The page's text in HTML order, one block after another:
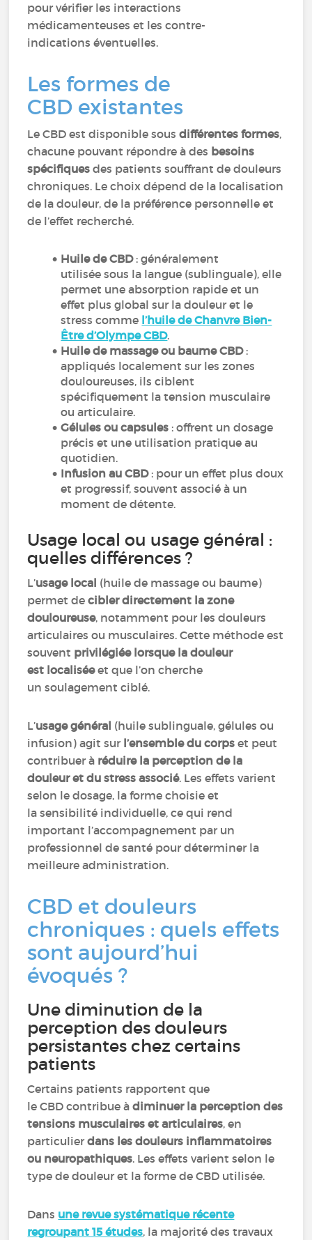
pour vérifier les interactions
médicamenteuses et les contre-
indications éventuelles.
Les formes de
CBD existantes
Le CBD est disponible sousdifférentes formes,
chacune pouvant répondre à des besoins
spécifiquesdes patients souffrant de douleurs
chroniques. Le choix dépend de la localisation
de la douleur, de la préférence personnelle et
de l’effet recherché.
Huile de CBD: généralement
utilisée sous la langue (sublinguale), elle
permet une absorption rapide et un
effet plus global sur la douleur et le
stress comme l’huile de Chanvre Bien-
Être d’Olympe CBD.
Huile de massage ou baume CBD:
appliqués localement sur les zones
douloureuses, ils ciblent
spécifiquement la tension musculaire
ou articulaire.
Gélules ou capsules : offrent un dosage
précis et une utilisation pratique au
quotidien.
Infusion au CBD: pour un effet plus doux
et progressif, souvent associé à un
moment de détente.
Usage local ou usage général :
quelles différences ?
L’usage local (huile de massage ou baume)
permet decibler directement la zone
douloureuse, notamment pour les douleurs
articulaires ou musculaires. Cette méthode est
souvent privilégiée lorsque la douleur
est localiséeet que l’on cherche
un soulagement ciblé.
L’usage général (huile sublinguale, gélules ou
infusion) agit sur l’ensemble du corps et peut
contribuer à réduire la perception de la
douleur et du stress associé. Les effets varient
selon le dosage, la forme choisie et
la sensibilité individuelle, ce qui rend
important l’accompagnement par un
professionnel de santé pour déterminer la
meilleure administration.
CBD et douleurs
chroniques : quels effets
sont aujourd’hui
évoqués ?
Une diminution de la
perception des douleurs
persistantes chez certains
patients
Certains patients rapportent que
le CBD contribue àdiminuer la perception des
tensions musculaires et articulaires, en
particulierdans les douleurs inflammatoires
ou neuropathiques. Les effets varient selon le
type de douleur et la forme de CBD utilisée.
Dans une revue systématique récente
regroupant 15 études, la majorité des travaux